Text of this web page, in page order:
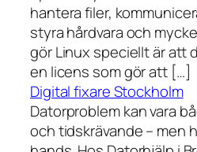
hantera filer,
styra hårdvara och
gör Linux speciellt är att
en licens som gör att […]
Digital fixare Stockholm
Datorproblem kan vara
och tidskrävande – men